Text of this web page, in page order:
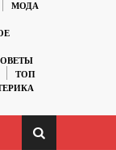
МОДА
ТОП